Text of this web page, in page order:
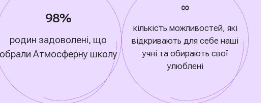
98%
родин задоволені, що
обрали Атмосферну школу
∞
кількість можливостей, які
відкривають для себе наші
учні та обирають свої
улюблені